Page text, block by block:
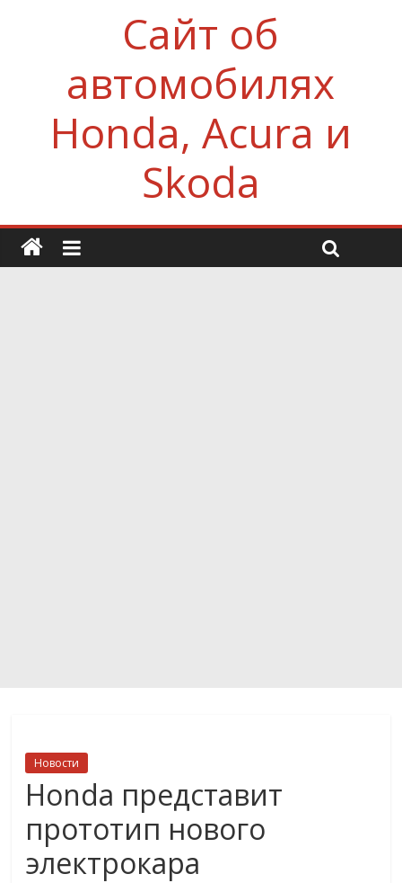
Сайт об
автомобилях
Honda, Acura и
Skoda
Новости
Honda представит
прототип нового
электрокара